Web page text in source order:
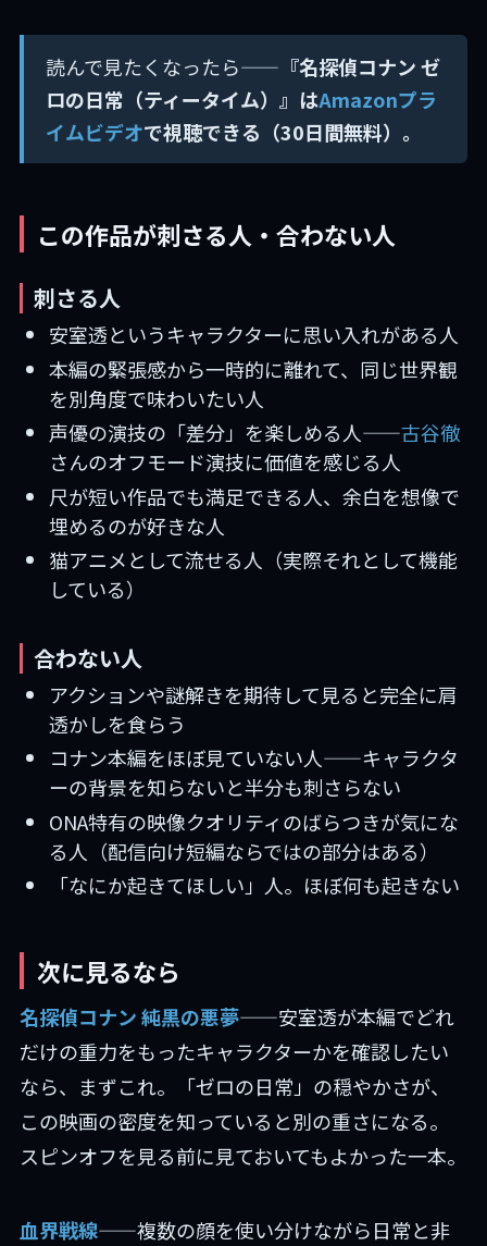
読んで見たくなったら—— 『名探偵コナン ゼ
ロの日常（ティータイム）』はAmazonプラ
イムビデオで視聴できる（30日間無料）。
この作品が刺さる人・合わない人
刺さる人
安室透というキャラクターに思い入れがある人
本編の緊張感から一時的に離れて、同じ世界観
を別角度で味わいたい人
声優の演技の「差分」を楽しめる人——古谷徹
さんのオフモード演技に価値を感じる人
尺が短い作品でも満足できる人、余白を想像で
埋めるのが好きな人
猫アニメとして流せる人（実際それとして機能
している）
合わない人
アクションや謎解きを期待して見ると完全に肩
透かしを食らう
コナン本編をほぼ見ていない人——キャラクタ
ーの背景を知らないと半分も刺さらない
ONA特有の映像クオリティのばらつきが気にな
る人（配信向け短編ならではの部分はある）
「なにか起きてほしい」人。ほぼ何も起きない
次に見るなら
名探偵コナン 純黒の悪夢——安室透が本編でどれ
だけの重力をもったキャラクターかを確認したい
なら、まずこれ。「ゼロの日常」の穏やかさが、
この映画の密度を知っていると別の重さになる。
スピンオフを見る前に見ておいてもよかった一本。
血界戦線——複数の顔を使い分けながら日常と非